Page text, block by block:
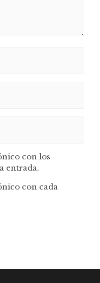
con los
entrada.
con cada